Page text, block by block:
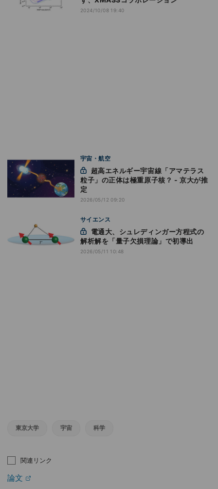
2024/10/08 19:40
宇宙・航空
粒子」の正体は極重原子核？ - 京大が推
定
2026/05/12 09:20
サイエンス
解析解を「量子欠損理論」で初導出
2026/05/11 10:48
東京大学 宇宙 科学
関連リンク
論文